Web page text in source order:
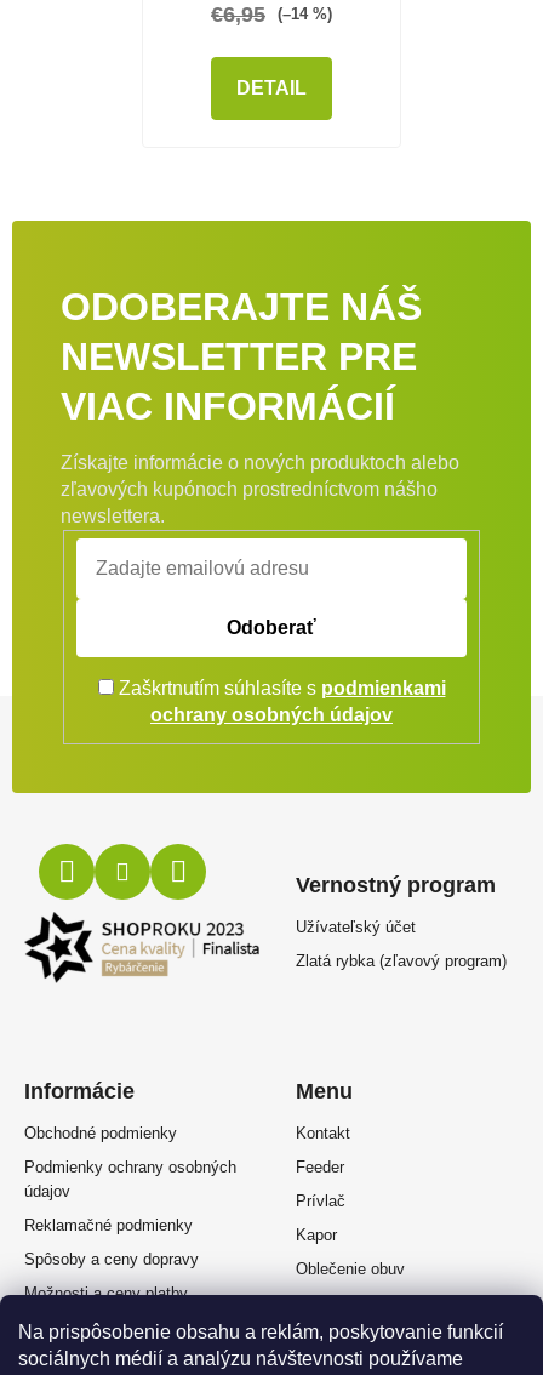
Na prispôsobenie obsahu a reklám, poskytovanie funkcií
sociálnych médií a analýzu návštevnosti používame
€6,95 (–14 %)
DETAIL
ODOBERAJTE NÁŠ
NEWSLETTER PRE
VIAC INFORMÁCIÍ
Získajte informácie o nových produktoch alebo
zľavových kupónoch prostredníctvom nášho
newslettera.
Odoberať
Zaškrtnutím súhlasíte s podmienkami
ochrany osobných údajov
Informácie
Obchodné podmienky
Podmienky ochrany osobných
údajov
Reklamačné podmienky
Spôsoby a ceny dopravy
Možnosti a ceny platby
Splátkový predaj
Odstúpenie od zmluvy
Vernostný program
Užívateľský účet
Zlatá rybka (zľavový program)
Menu
Kontakt
Feeder
Prívlač
Kapor
Oblečenie obuv
Muškárina